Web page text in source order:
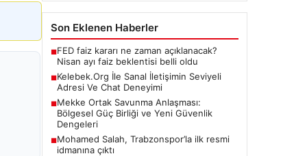
Son Eklenen Haberler
■FED faiz kararı ne zaman açıklanacak?
Nisan ayı faiz beklentisi belli oldu
■Kelebek.Org İle Sanal İletişimin Seviyeli
Adresi Ve Chat Deneyimi
■Mekke Ortak Savunma Anlaşması:
Bölgesel Güç Birliği ve Yeni Güvenlik
Dengeleri
■Mohamed Salah, Trabzonspor’la ilk resmi
idmanına çıktı